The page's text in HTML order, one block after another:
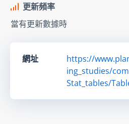
更新頻率
當有更新數據時
網址
https://
ing_studies/
Stat_tables/